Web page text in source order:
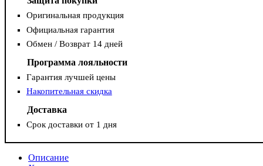
Оригинальная продукция
Официальная гарантия
Обмен / Возврат 14 дней
Программа лояльности
Гарантия лучшей цены
Накопительная скидка
Доставка
Срок доставки от 1 дня
Описание